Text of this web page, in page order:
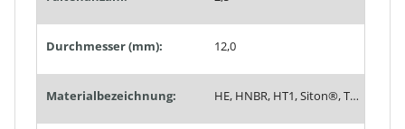
Durchmesser (mm): 12,0
Materialbezeichnung: HE, HNBR, HT1, Siton®, Tempaflex, Therban®, Thermalon®